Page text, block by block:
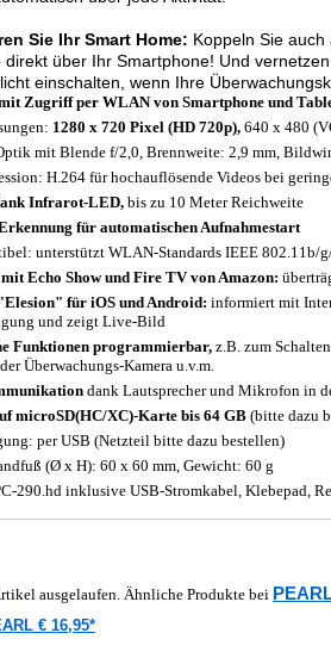
Sie Ihr Smart Home: Koppeln Sie
direkt über Ihr Smartphone! Und
einschalten, wenn Ihre
Zugriff per WLAN von Smartphone und
1280 x 720 Pixel (HD 720p), 640 x 480
mit Blende f/2,0, Brennweite: 2,9 mm,
H.264 für hochauflösende Videos bei
Infrarot-LED,bis zu 10 Meter Reichweite
für automatischen Aufnahmestart
unterstützt WLAN-Standards IEEE 802.11b/
Echo Show und Fire TV von Amazon:
für iOS und Android: informiert mit
und zeigt Live-Bild
Funktionen programmierbar, z.B. zum
Überwachungs-Kamera u.v.m.
dank Lautsprecher und Mikrofon in
microSD(HC/XC)-Karte bis 64 GB (bitte dazu
per USB (Netzteil bitte dazu bestellen)
(Ø x H): 60 x 60 mm, Gewicht: 60 g
290.hd inklusive USB-Stromkabel, Klebepad,
ausgelaufen. Ähnliche Produkte bei
€ 16,95*